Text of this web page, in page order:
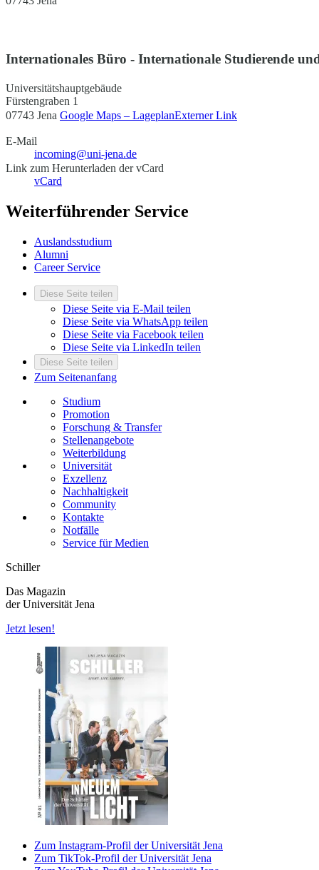
Internationales Büro - Internationale Studierende
Universitätshauptgebäude
Fürstengraben 1
07743 Jena Google Maps – LageplanExterner Link
E-Mail
incoming@uni-jena.de
Link zum Herunterladen der vCard
vCard
Weiterführender Service
Auslandsstudium
Alumni
Career Service
Diese Seite teilen
Diese Seite via E-Mail teilen
Diese Seite via WhatsApp teilen
Diese Seite via Facebook teilen
Diese Seite via LinkedIn teilen
Diese Seite teilen
Zum Seitenanfang
Studium
Promotion
Forschung & Transfer
Stellenangebote
Weiterbildung
Universität
Exzellenz
Nachhaltigkeit
Community
Kontakte
Notfälle
Service für Medien
Schiller
Das Magazin
der Universität Jena
Jetzt lesen!
Zum Instagram-Profil der Universität Jena
Zum TikTok-Profil der Universität Jena